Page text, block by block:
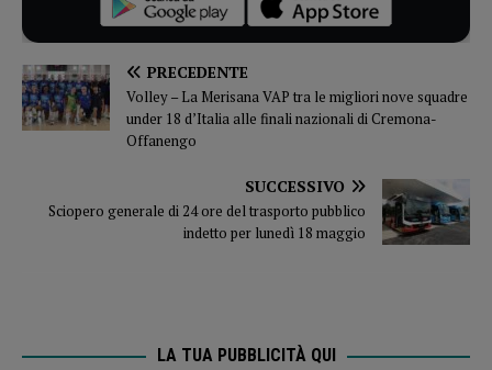
PRECEDENTE
Volley – La Merisana VAP tra le migliori nove squadre
under 18 d’Italia alle finali nazionali di Cremona-
Offanengo
SUCCESSIVO
Sciopero generale di 24 ore del trasporto pubblico
indetto per lunedì 18 maggio
LA TUA PUBBLICITÀ QUI